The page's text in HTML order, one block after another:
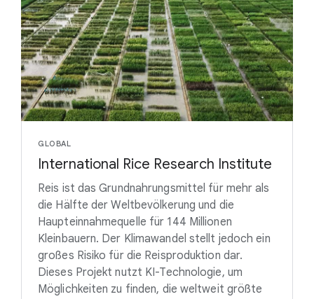
GLOBAL
International Rice Research Institute
Reis ist das Grundnahrungsmittel für mehr als
die Hälfte der Weltbevölkerung und die
Haupteinnahmequelle für 144 Millionen
Kleinbauern. Der Klimawandel stellt jedoch ein
großes Risiko für die Reisproduktion dar.
Dieses Projekt nutzt KI-Technologie, um
Möglichkeiten zu finden, die weltweit größte